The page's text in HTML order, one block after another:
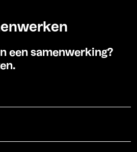
een samenwerking?